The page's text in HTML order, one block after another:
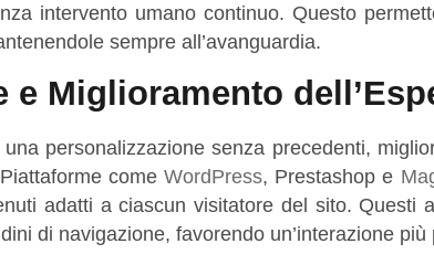
intervento umano continuo. Questo
sempre all’avanguardia.
e Miglioramento
personalizzazione senza precedenti,
come WordPress, Prestashop e
adatti a ciascun visitatore del sito. Questi
di navigazione, favorendo un’interazione